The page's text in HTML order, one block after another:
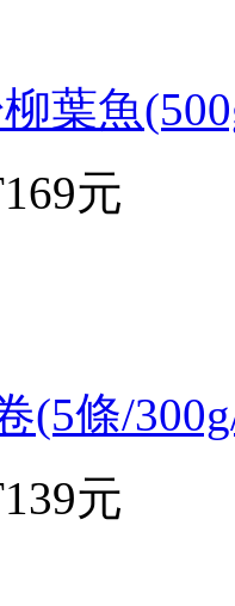
葉魚
元
(5條/
元